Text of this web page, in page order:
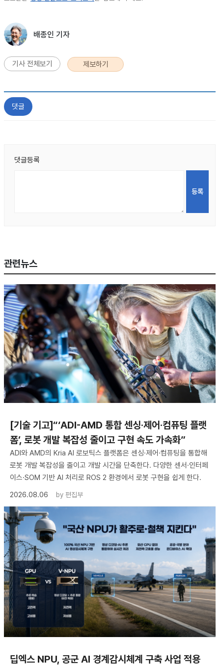
배종인 기자
기사 전체보기 제보하기
댓글
댓글등록
관련뉴스
[기술 기고]“‘ADI-AMD 통합 센싱·제어·컴퓨팅 플랫
폼’, 로봇 개발 복잡성 줄이고 구현 속도 가속화”
ADI와 AMD의 Kria AI 로보틱스 플랫폼은 센싱·제어·컴퓨팅을 통합해
로봇 개발 복잡성을 줄이고 개발 시간을 단축한다. 다양한 센서·인터페
이스·SOM 기반 AI 처리로 ROS 2 환경에서 로봇 구현을 쉽게 한다.
2026.08.06
by 편집부
딥엑스 NPU, 공군 AI 경계감시체계 구축 사업 적용